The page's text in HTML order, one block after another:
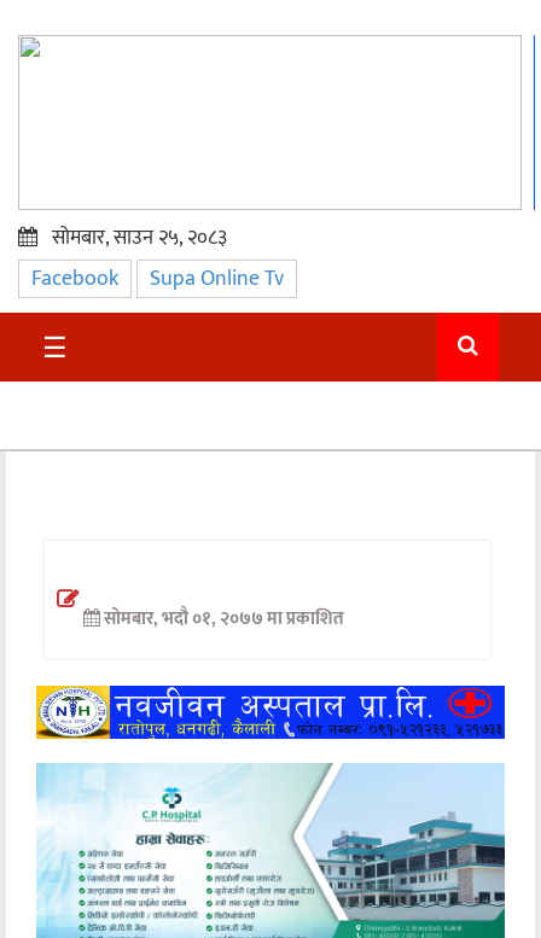
प्रमुख
समाचार
सुदुर
अन्तर्वार्ता
खेलकुद
मनोरञ्जन
अन्य
सोमबार, साउन २५, २०८३
Facebook Supa Online Tv
☰
सोमबार, भदौ ०१, २०७७ मा प्रकाशित